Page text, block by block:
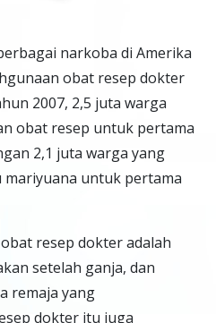
narkoba di Amerika
obat resep dokter
2007, 2,5 juta warga
obat resep untuk pertama
2,1 juta warga yang
untuk pertama
resep dokter adalah
setelah ganja, dan
remaja yang
dokter itu juga